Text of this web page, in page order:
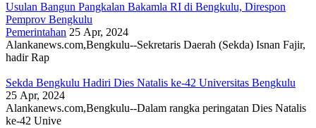
Usulan Bangun Pangkalan Bakamla RI di Bengkulu, Direspon
Pemprov Bengkulu
Pemerintahan 25 Apr, 2024
Alankanews.com,Bengkulu--Sekretaris Daerah (Sekda) Isnan Fajir,
hadir Rap
Sekda Bengkulu Hadiri Dies Natalis ke-42 Universitas Bengkulu
25 Apr, 2024
Alankanews.com,Bengkulu--Dalam rangka peringatan Dies Natalis
ke-42 Unive